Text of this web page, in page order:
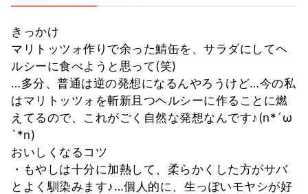
きっかけ
マリトッツォ作りで余った鯖缶を、サラダにしてヘ
ルシーに食べようと思って(笑)
…多分、普通は逆の発想になるんやろうけど…今の私
はマリトッツォを斬新且つヘルシーに作ることに燃
えてるので、これがごく自然な発想なんです♪(n*´ω
`*n)
おいしくなるコツ
・もやしは十分に加熱して、柔らかくした方がサバ
とよく馴染みます♪…個人的に、生っぽいモヤシが好